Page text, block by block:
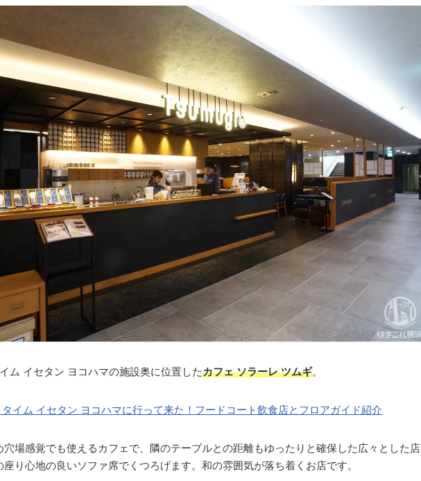
ム イセタン ヨコハマの施設奥に位置したカフェ ソラーレ ツムギ。
イム イセタン ヨコハマに行って来た！フードコート飲食店とフロアガイド紹介
穴場感覚でも使えるカフェで、隣のテーブルとの距離もゆったりと確保した広々とした店
り心地の良いソファ席でくつろげます。和の雰囲気が落ち着くお店です。